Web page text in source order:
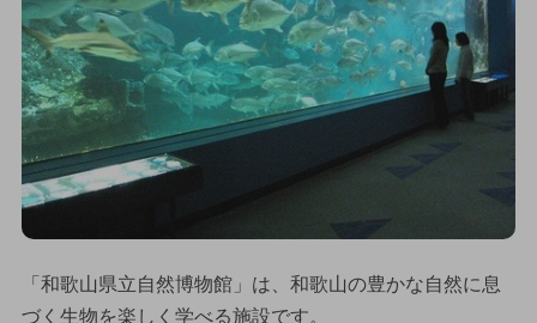
「和歌山県立自然博物館」は、和歌山の豊かな自然に息
づく生物を楽しく学べる施設です。